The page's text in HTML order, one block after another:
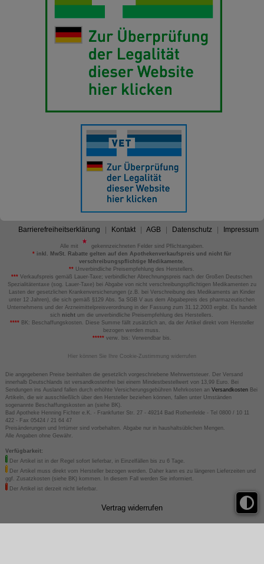
Barrierefreiheitserklärung Kontakt AGB Datenschutz Impressum
Alle mit
gekennzeichneten Felder sind Pflichtangaben.
*inkl. MwSt. Rabatte gelten auf den Apothekenverkaufspreis und nicht für
verschreibungspflichtige Medikamente.
** Unverbindliche Preisempfehlung des Herstellers.
*** Verkaufspreis gemäß Lauer-Taxe; verbindlicher Abrechnungspreis nach der Großen Deutschen
Spezialitätentaxe (sog. Lauer-Taxe) bei Abgabe von nicht verschreibungspflichtigen Medikamenten zu
Lasten der gesetzlichen Krankenversicherungen (z.B. bei Verschreibung des Medikaments an Kinder
unter 12 Jahren), die sich gemäß §129 Abs. 5a SGB V aus dem Abgabepreis des pharmazeutischen
Unternehmens und der Arzneimittelpreisverordnung in der Fassung zum 31.12.2003 ergibt. Es handelt
sich nicht um die unverbindliche Preisempfehlung des Herstellers.
****BK: Beschaffungskosten. Diese Summe fällt zusätzlich an, da der Artikel direkt vom Hersteller
bezogen werden muss.
*****verw. bis: Verwendbar bis.
Hier können Sie Ihre Cookie-Zustimmung widerrufen
Die angegebenen Preise beinhalten die gesetzlich vorgeschriebene Mehrwertsteuer. Der Versand
innerhalb Deutschlands ist versandkostenfrei bei einem Mindestbestellwert von 13,99 Euro. Bei
Sendungen ins Ausland fallen durch erhöhte Versicherungsgebühren Mehrkosten an VersandkostenBei
Artikeln, die wir ausschließlich über den Hersteller beziehen können, fallen unter Umständen
sogenannte Beschaffungskosten an (siehe BK).
Bad Apotheke Henning Fichter e.K. - Frankfurter Str. 27 - 49214 Bad Rothenfelde - Tel 0800 / 10 11
422 - Fax 05424 / 21 64 47
Preisänderungen und Irrtümer sind vorbehalten. Abgabe nur in haushaltsüblichen Mengen.
Alle Angaben ohne Gewähr.
Verfügbarkeit:
Der Artikel ist in der Regel sofort lieferbar, in Einzelfällen bis zu 6 Tage.
Der Artikel muss direkt vom Hersteller bezogen werden. Daher kann es zu längeren Lieferzeiten und
ggf. Zusatzkosten (siehe BK) kommen. In diesem Fall werden Sie informiert.
Der Artikel ist derzeit nicht lieferbar.
Vertrag widerrufen